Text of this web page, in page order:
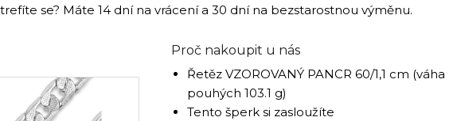
se? Máte 14 dní na vrácení a 30 dní na bezstarostnou výměnu.
Proč nakoupit u nás
Řetěz VZOROVANÝ PANCR 60/1,1 cm (váha
pouhých 103.1 g)
Tento šperk si zasloužíte